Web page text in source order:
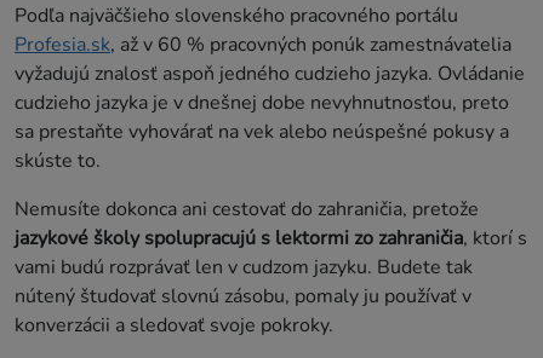
Podľa najväčšieho slovenského pracovného portálu
Profesia.sk, až v 60 % pracovných ponúk zamestnávatelia
vyžadujú znalosť aspoň jedného cudzieho jazyka. Ovládanie
cudzieho jazyka je v dnešnej dobe nevyhnutnosťou, preto
sa prestaňte vyhovárať na vek alebo neúspešné pokusy a
skúste to.
Nemusíte dokonca ani cestovať do zahraničia, pretože
jazykové školy spolupracujú s lektormi zo zahraničia, ktorí s
vami budú rozprávať len v cudzom jazyku. Budete tak
nútený študovať slovnú zásobu, pomaly ju používať v
konverzácii a sledovať svoje pokroky.